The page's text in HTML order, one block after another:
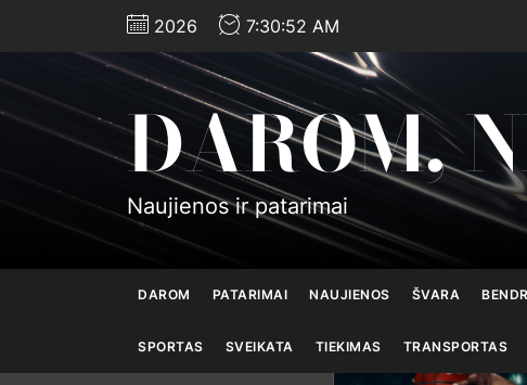
content
2026 7:30:52 AM
DAROM,
Naujienos ir patarimai
DAROM PATARIMAI NAUJIENOS ŠVARA
SPORTAS SVEIKATA TIEKIMAS TRANSPORTAS